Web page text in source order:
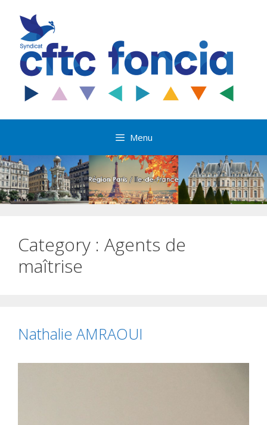
contenu
Menu
Category : Agents de
maîtrise
Nathalie AMRAOUI